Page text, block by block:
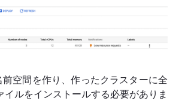
空間を作り、作ったクラスターに全
イルをインストールする必要がありま